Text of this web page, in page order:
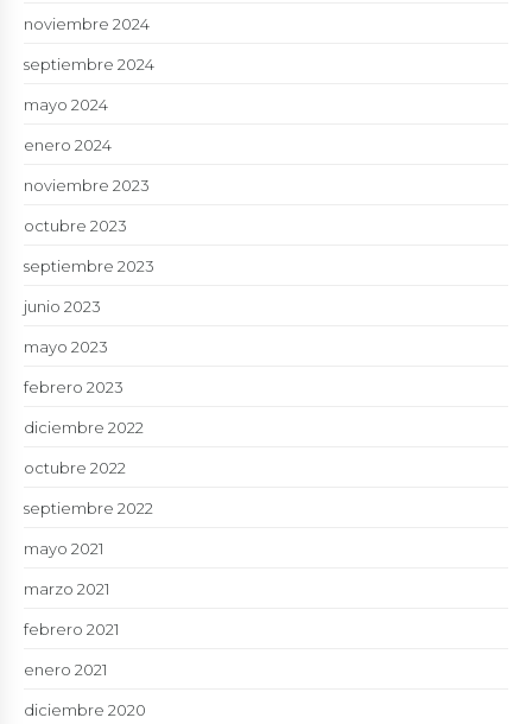
noviembre 2024
septiembre 2024
mayo 2024
enero 2024
noviembre 2023
octubre 2023
septiembre 2023
junio 2023
mayo 2023
febrero 2023
diciembre 2022
octubre 2022
septiembre 2022
mayo 2021
marzo 2021
febrero 2021
enero 2021
diciembre 2020